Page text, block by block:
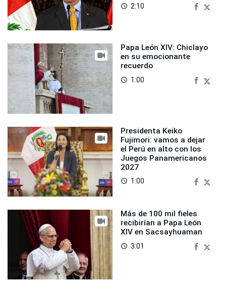
access_time 2:10
Papa León XIV: Chiclayo
en su emocionante
recuerdo
access_time 1:00
Presidenta Keiko
Fujimori: vamos a dejar
el Perú en alto con los
Juegos Panamericanos
2027
access_time 1:00
Más de 100 mil fieles
recibirían a Papa León
XIV en Sacsayhuaman
access_time 3:01